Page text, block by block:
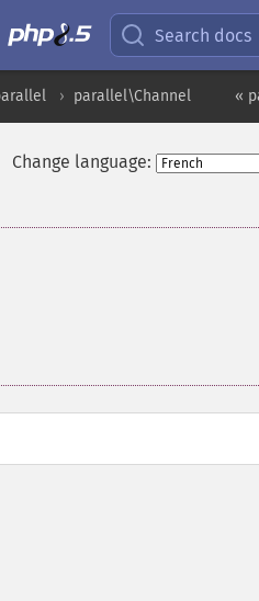
Search docs
«
parallel\Channel
Change language: